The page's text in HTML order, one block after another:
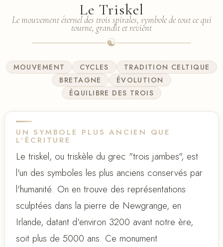
Le Triskel
Le mouvement éternel des trois spirales, symbole de tout ce qui
tourne, grandit et revient
☯
MOUVEMENT CYCLES
TRADITION CELTIQUE
BRETAGNE
ÉVOLUTION
ÉQUILIBRE DES TROIS
UN SYMBOLE PLUS ANCIEN QUE
L'ÉCRITURE
Le triskel, ou triskèle du grec "trois jambes", est
l'un des symboles les plus anciens conservés par
l'humanité. On en trouve des représentations
sculptées dans la pierre de Newgrange, en
Irlande, datant d'environ 3200 avant notre ère,
soit plus de 5000 ans. Ce monument